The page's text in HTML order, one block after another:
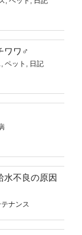
ワワ♂
, ペット , 日記
水不良の原因
ナンス